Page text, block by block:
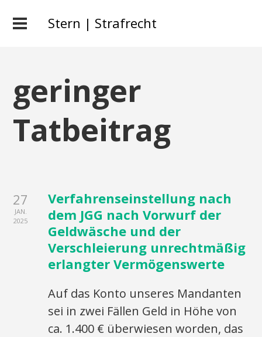
Stern | Strafrecht
geringer
Tatbeitrag
27
JAN.
2025
Verfahrenseinstellung nach
dem JGG nach Vorwurf der
Geldwäsche und der
Verschleierung unrechtmäßig
erlangter Vermögenswerte
Auf das Konto unseres Mandanten
sei in zwei Fällen Geld in Höhe von
ca. 1.400 € überwiesen worden, das